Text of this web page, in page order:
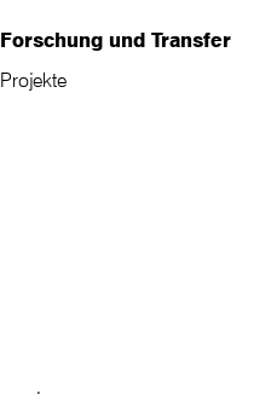
Forschung und Transfer
Projekte